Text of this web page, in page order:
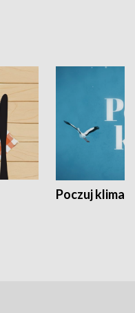
Poczuj klimat